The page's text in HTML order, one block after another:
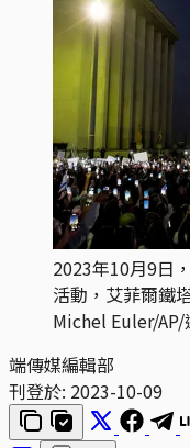
2023年10月9日
活動，艾菲爾鐵
Michel Euler/
端傳媒編輯部
刊登於: 2023-10-09